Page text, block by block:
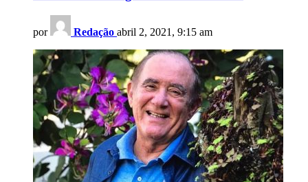
por Redação abril 2, 2021, 9:15 am